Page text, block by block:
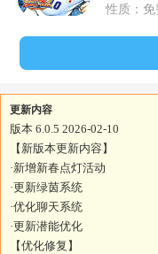
性质：免
更新内容
版本 6.0.5 2026-02-10
【新版本更新内容】
·新增新春点灯活动
·更新绿茵系统
·优化聊天系统
·更新潜能优化
【优化修复】